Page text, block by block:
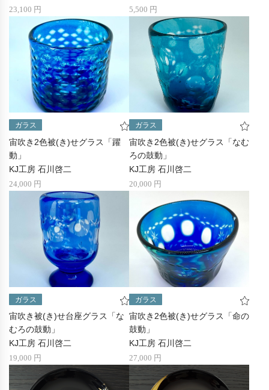
23,100 円 5,500 円
ガラス
宙吹き2色被(き)せグラス「躍
動」
KJ工房 石川啓二
24,000 円
ガラス
宙吹き2色被(き)せグラス「なむ
ろの鼓動」
KJ工房 石川啓二
20,000 円
ガラス
宙吹き被(き)せ台座グラス「な
むろの鼓動」
KJ工房 石川啓二
19,000 円
ガラス
宙吹き2色被(き)せグラス「命の
鼓動」
KJ工房 石川啓二
27,000 円